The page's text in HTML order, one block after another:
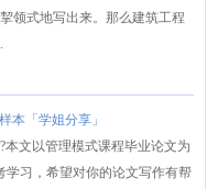
领式地写出来。那么建筑工程
本「学姐分享」
文以管理模式课程毕业论文为
学习，希望对你的论文写作有帮